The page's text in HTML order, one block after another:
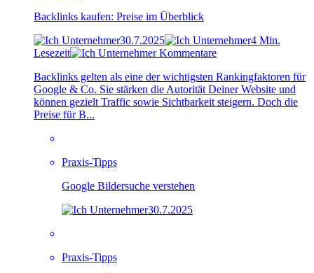
Backlinks kaufen: Preise im Überblick
30.7.2025
4 Min.
Lesezeit
Kommentare
Backlinks gelten als eine der wichtigsten Rankingfaktoren für
Google & Co. Sie stärken die Autorität Deiner Website und
können gezielt Traffic sowie Sichtbarkeit steigern. Doch die
Preise für B...
Praxis-Tipps
Google Bildersuche verstehen
30.7.2025
Praxis-Tipps